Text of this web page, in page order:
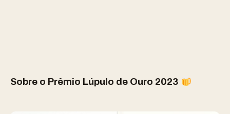
Sobre o Prêmio Lúpulo de Ouro 2023